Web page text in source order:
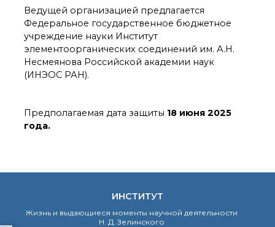
Разработки
Крупный научный
проект
по приоритетным
направлениям НТР РФ
Защита диссертаций
Набор студентов
Новости
Ведущей организацией предлагается
Федеральное государственное бюджетное
учреждение науки Институт
элементоорганических соединений им. А.Н.
Несмеянова Российской академии наук
(ИНЭОС РАН).
Предполагаемая дата защиты 18 июня 2025
года.
ИНСТИТУТ
Жизнь и выдающиеся моменты научной деятельности
Н. Д. Зелинского